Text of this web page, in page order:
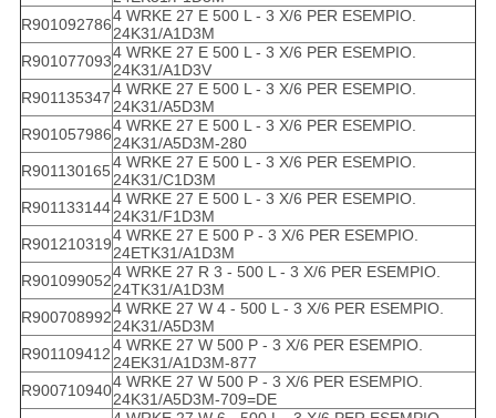
R9010927864 WRKE 27 E 500 L - 3 X/6 PER ESEMPIO.
24K31/A1D3M
R9010770934 WRKE 27 E 500 L - 3 X/6 PER ESEMPIO.
24K31/A1D3V
R9011353474 WRKE 27 E 500 L - 3 X/6 PER ESEMPIO.
24K31/A5D3M
R9010579864 WRKE 27 E 500 L - 3 X/6 PER ESEMPIO.
24K31/A5D3M-280
R9011301654 WRKE 27 E 500 L - 3 X/6 PER ESEMPIO.
24K31/C1D3M
R9011331444 WRKE 27 E 500 L - 3 X/6 PER ESEMPIO.
24K31/F1D3M
R9012103194 WRKE 27 E 500 P - 3 X/6 PER ESEMPIO.
24ETK31/A1D3M
R9010990524 WRKE 27 R 3 - 500 L - 3 X/6 PER ESEMPIO.
24TK31/A1D3M
R9007089924 WRKE 27 W 4 - 500 L - 3 X/6 PER ESEMPIO.
24K31/A5D3M
R9011094124 WRKE 27 W 500 P - 3 X/6 PER ESEMPIO.
24EK31/A1D3M-877
R9007109404 WRKE 27 W 500 P - 3 X/6 PER ESEMPIO.
24K31/A5D3M-709=DE